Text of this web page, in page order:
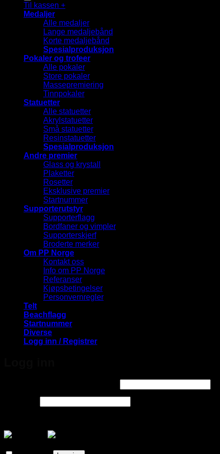
Til kassen +
Medaljer
Alle medaljer
Lange medaljebånd
Korte medaljebånd
Spesialproduksjon
Pokaler og trofeer
Alle pokaler
Store pokaler
Massepremiering
Tinnpokaler
Statuetter
Alle statuetter
Akrylstatuetter
Små statuetter
Resinstatuetter
Spesialproduksjon
Andre premier
Glass og krystall
Plaketter
Rosetter
Eksklusive premier
Startnummer
Supporterutstyr
Supporterflagg
Bordfaner og vimpler
Supporterskjerf
Broderte merker
Om PP Norge
Kontakt oss
Info om PP Norge
Referanser
Kjøpsbetingelser
Personvernregler
Telt
Beachflagg
Startnummer
Diverse
Logg inn / Registrer